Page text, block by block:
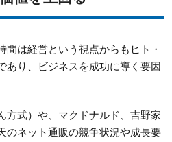
間は経営という視点からもヒト・
あり、ビジネスを成功に導く要因
方式）や、マクドナルド、吉野家
のネット通販の競争状況や成長要